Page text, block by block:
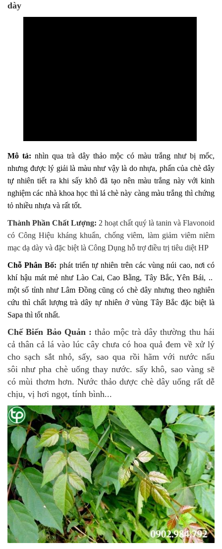
dày
Mô tả: nhìn qua trà dây thảo mộc có màu trắng như bị mốc,
nhưng được lý giải là màu như vậy là do nhựa, phấn của chè dây
tự nhiên tiết ra khi sấy khô đã tạo nên màu trắng này với kinh
nghiệm các nhà khoa học thì lá chè này càng màu trắng thì chứng
tỏ nhiều nhựa và rất tốt.
Thành Phần Chất Lượng: 2 hoạt chất quý là tanin và Flavonoid
có Công Hiệu kháng khuẩn, chống viêm, làm giảm viêm niêm
mạc dạ dày và đặc biệt là Công Dụng hỗ trợ điều trị tiêu diệt HP
Chỗ Phân Bố: phát triển tự nhiên trên các vùng núi cao, nơi có
khí hậu mát mẻ như Lào Cai, Cao Bằng, Tây Bắc, Yên Bái, ..
một số tỉnh như Lâm Đồng cũng có chè dây nhưng theo nghiên
cứu thì chất lượng trà dây tự nhiên ở vùng Tây Bắc đặc biệt là
Sapa thì tốt nhất.
Chế Biến Bảo Quản : thảo mộc trà dây thường thu hái
cả thân cả lá vào lúc cây chưa có hoa quả đem về xử lý
cho sạch sắt nhỏ, sấy, sao qua rồi hãm với nước nấu
sôi như pha chè uống thay nước. sấy khô, sao vàng sẽ
có mùi thơm hơn. Nước thảo dược chè dây uống rất dễ
chịu, vị hơi ngọt, tính bình...